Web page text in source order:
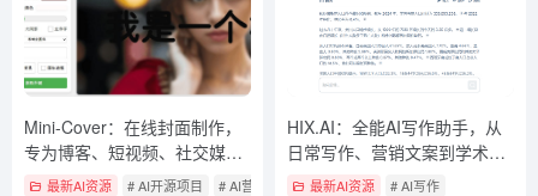
Mini-Cover：在线封面制作，
专为博客、短视频、社交媒体
等生成个性化封面
最新AI资源 # AI开源项目 # AI营销
HIX.AI：全能AI写作助手，从
日常写作、营销文案到学术论
文 最新AI资源 # AI写作